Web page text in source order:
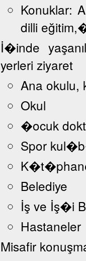
Konuklar:
dilli
İ�inde
yerleri ziyaret
Ana okulu,
Okul
�ocuk
Spor
Belediye
İş ve İş�i
Hastaneler
Misafir